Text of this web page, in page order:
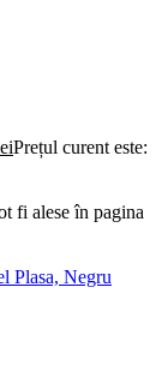
Prețul curent este:
fi alese în pagina